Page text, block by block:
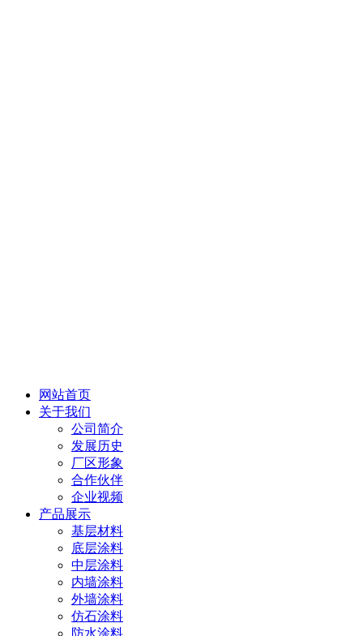
网站首页
关于我们
公司简介
发展历史
厂区形象
合作伙伴
企业视频
产品展示
基层材料
底层涂料
中层涂料
内墙涂料
外墙涂料
仿石涂料
防水涂料